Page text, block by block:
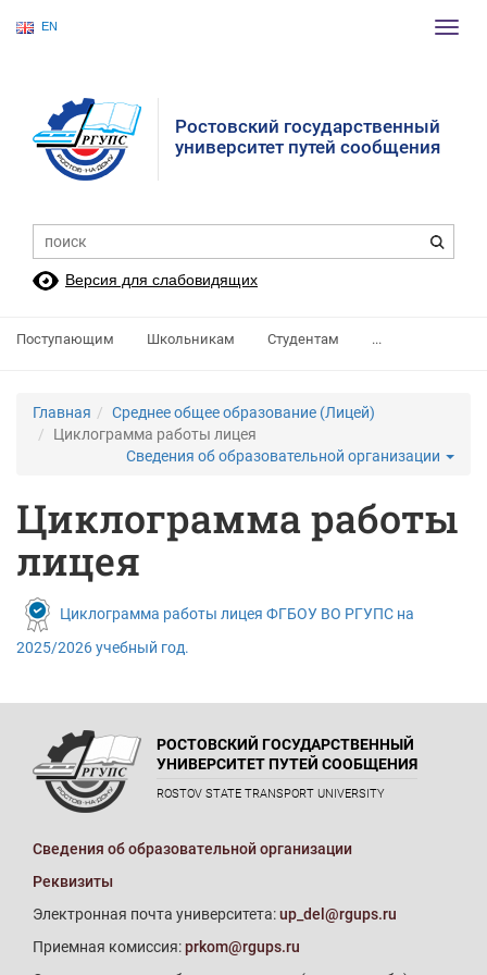
EN
Ростовский государственный
университет путей сообщения
Версия для слабовидящих
Поступающим Школьникам Студентам ...
Главная
Среднее общее образование (Лицей)
Циклограмма работы лицея
Сведения об образовательной организации
Циклограмма работы
лицея
Циклограмма работы лицея ФГБОУ ВО РГУПС на
2025/2026 учебный год.
РОСТОВСКИЙ ГОСУДАРСТВЕННЫЙ
УНИВЕРСИТЕТ ПУТЕЙ СООБЩЕНИЯ
ROSTOV STATE TRANSPORT UNIVERSITY
Сведения об образовательной организации
Реквизиты
Электронная почта университета:up_del@rgups.ru
Приемная комиссия:prkom@rgups.ru